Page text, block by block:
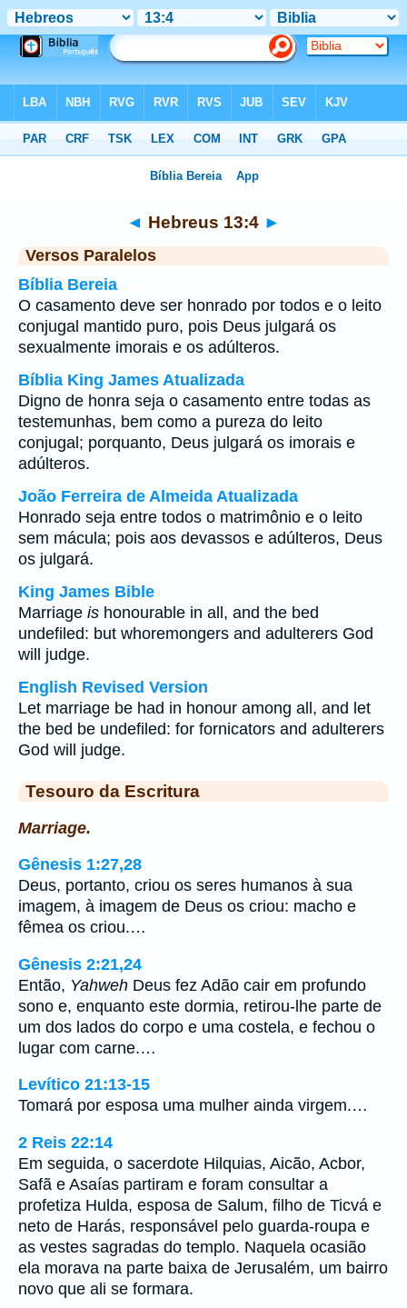
◄ Hebreus 13:4 ►
Versos Paralelos
Bíblia Bereia
O casamento deve ser honrado por todos e o leito
conjugal mantido puro, pois Deus julgará os
sexualmente imorais e os adúlteros.
Bíblia King James Atualizada
Digno de honra seja o casamento entre todas as
testemunhas, bem como a pureza do leito
conjugal; porquanto, Deus julgará os imorais e
adúlteros.
João Ferreira de Almeida Atualizada
Honrado seja entre todos o matrimônio e o leito
sem mácula; pois aos devassos e adúlteros, Deus
os julgará.
King James Bible
Marriage is honourable in all, and the bed
undefiled: but whoremongers and adulterers God
will judge.
English Revised Version
Let marriage be had in honour among all, and let
the bed be undefiled: for fornicators and adulterers
God will judge.
Tesouro da Escritura
Marriage.
Gênesis 1:27,28
Deus, portanto, criou os seres humanos à sua
imagem, à imagem de Deus os criou: macho e
fêmea os criou.…
Gênesis 2:21,24
Então, Yahweh Deus fez Adão cair em profundo
sono e, enquanto este dormia, retirou-lhe parte de
um dos lados do corpo e uma costela, e fechou o
lugar com carne.…
Levítico 21:13-15
Tomará por esposa uma mulher ainda virgem.…
2 Reis 22:14
Em seguida, o sacerdote Hilquias, Aicão, Acbor,
Safã e Asaías partiram e foram consultar a
profetiza Hulda, esposa de Salum, filho de Ticvá e
neto de Harás, responsável pelo guarda-roupa e
as vestes sagradas do templo. Naquela ocasião
ela morava na parte baixa de Jerusalém, um bairro
novo que ali se formara.